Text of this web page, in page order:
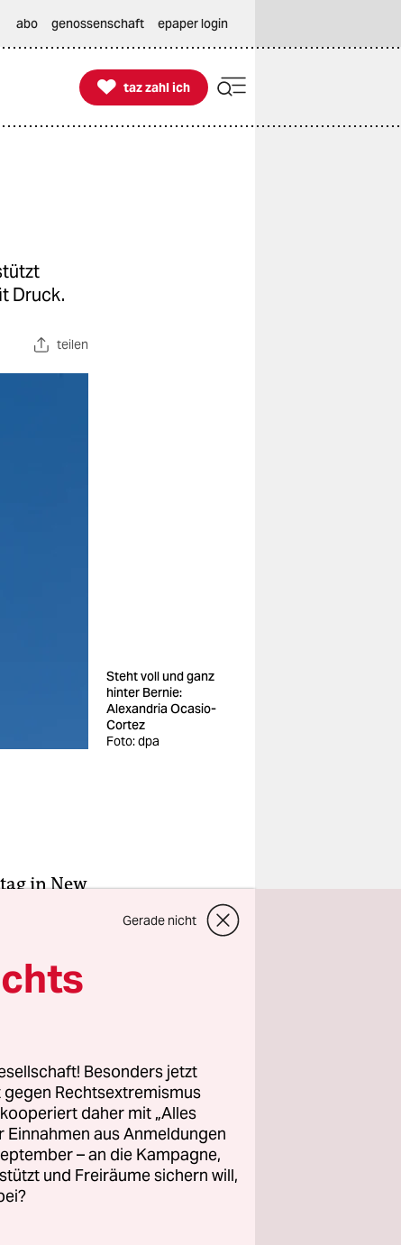
abo genossenschaft epaper login

taz zahl ich
taz zahl ich
Druck.
teilen
Steht voll und ganz
hinter Bernie:
Alexandria Ocasio-
Cortez
Foto: dpa
in New
und
ihre
jung (mit
und
Ruf hoch:
Gerade nicht
Besonders jetzt
Rechtsextremismus
daher mit „Alles
aus Anmeldungen
– an die Kampagne,
und Freiräume sichern will,